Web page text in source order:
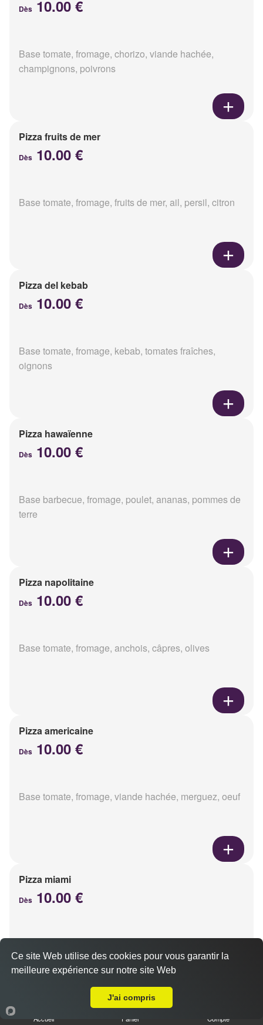
Dès 10.00 €
Base tomate, fromage, chorizo, viande hachée,
champignons, poivrons
Pizza fruits de mer
Dès 10.00 €
Base tomate, fromage, fruits de mer, ail, persil, citron
Pizza del kebab
Dès 10.00 €
Base tomate, fromage, kebab, tomates fraîches,
oignons
Pizza hawaïenne
Dès 10.00 €
Base barbecue, fromage, poulet, ananas, pommes de
terre
Pizza napolitaine
Dès 10.00 €
Base tomate, fromage, anchois, câpres, olives
Pizza americaine
Dès 10.00 €
Base tomate, fromage, viande hachée, merguez, oeuf
Pizza miami
Dès 10.00 €
Accueil Panier Compte
Ce site Web utilise des cookies pour vous garantir la
meilleure expérience sur notre site Web
J'ai compris